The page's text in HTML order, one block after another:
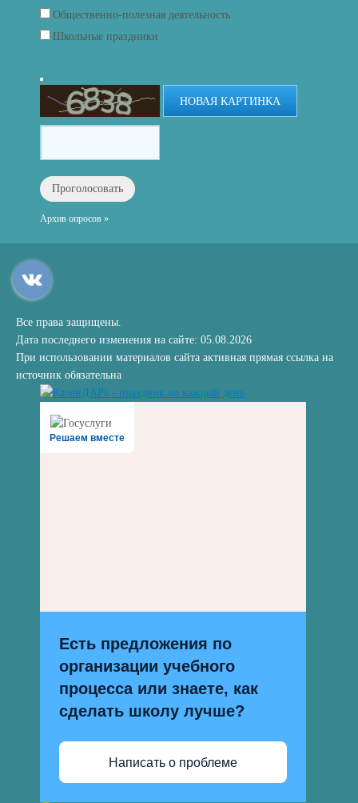
Общественно-полезная деятельность
Школьные праздники
НОВАЯ КАРТИНКА
Архив опросов »
Все права защищены.
Дата последнего изменения на сайте: 05.08.2026
При использовании материалов сайта активная прямая ссылка на
источник обязательна
Решаем вместе
Есть предложения по
организации учебного
процесса или знаете, как
сделать школу лучше?
Написать о проблеме